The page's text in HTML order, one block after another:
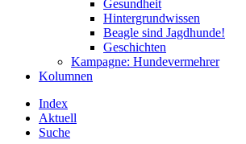
Gesundheit
Hintergrundwissen
Beagle sind Jagdhunde!
Geschichten
Kampagne: Hundevermehrer
Kolumnen
Index
Aktuell
Suche